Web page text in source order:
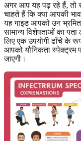
अगर आप यह पढ़ रहे हैं, तो
चाहते हैं कि क्या आपकी
यह गाइड आपको उन
सामान्य विशेषताओं का
लिए एक उपयोगी ढाँचे के
आपको यौनिकता स्पेक्ट्रम
जाएगी।